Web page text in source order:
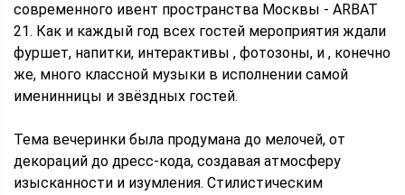
современного ивент пространства Москвы - ARBAT
21. Как и каждый год всех гостей мероприятия ждали
фуршет, напитки, интерактивы , фотозоны, и , конечно
же, много классной музыки в исполнении самой
именинницы и звёздных гостей.
Тема вечеринки была продумана до мелочей, от
декораций до дресс-кода, создавая атмосферу
изысканности и изумления. Стилистическим